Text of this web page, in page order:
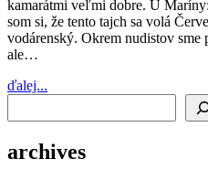
kamarátmi veľmi dobre. U
som si, že tento tajch sa volá
vodárenský. Okrem nudistov sme
ale…
ďalej...
archives